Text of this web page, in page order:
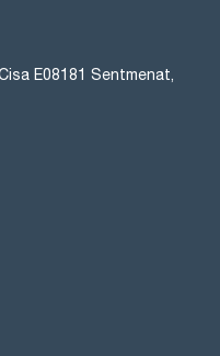
E08181 Sentmenat,